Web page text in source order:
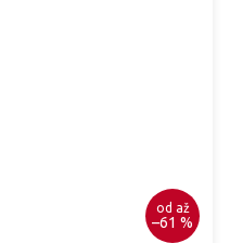
od až
–61 %